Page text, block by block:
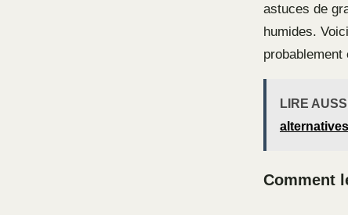
astuces de
humides.
probablement
LIRE AUSSI
alternatives
Comment